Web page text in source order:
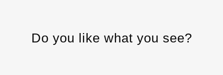
Do you like what you see?